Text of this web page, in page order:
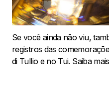
Se você ainda não viu,
registros das
di Tullio e no Tui. Saiba